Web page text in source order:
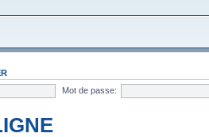
Mot de passe: